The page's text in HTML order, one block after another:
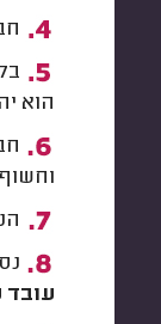
הוא
עובד